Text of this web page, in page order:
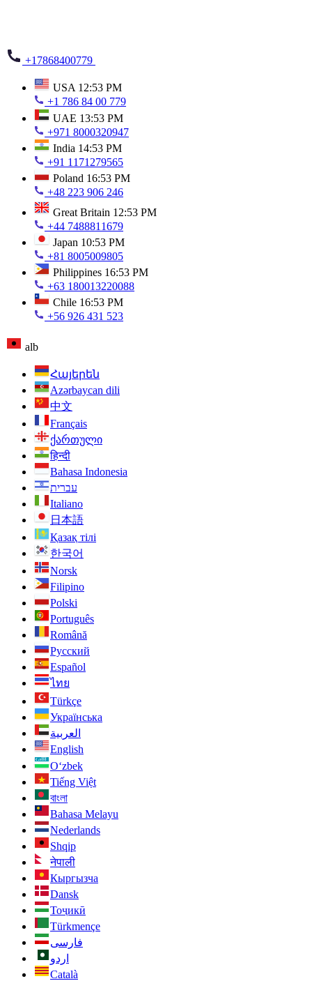
+17868400779
USA 12:53 PM
+1 786 84 00 779
UAE 13:53 PM
+971 8000320947
India 14:53 PM
+91 1171279565
Poland 16:53 PM
+48 223 906 246
Great Britain 12:53 PM
+44 7488811679
Japan 10:53 PM
+81 8005009805
Philippines 16:53 PM
+63 180013220088
Chile 16:53 PM
+56 926 431 523
alb
Հայերեն
Azərbaycan dili
中文
Français
ქართული
हिन्दी
Bahasa Indonesia
עברית
Italiano
日本語
Қазақ тілі
한국어
Norsk
Filipino
Polski
Português
Română
Русский
Español
ไทย
Türkçe
Українська
العربية
English
O‘zbek
Tiếng Việt
বাংলা
Bahasa Melayu
Nederlands
Shqip
नेपाली
Кыргызча
Dansk
Тоҷикӣ
Türkmençe
فارسی
اردو
Català